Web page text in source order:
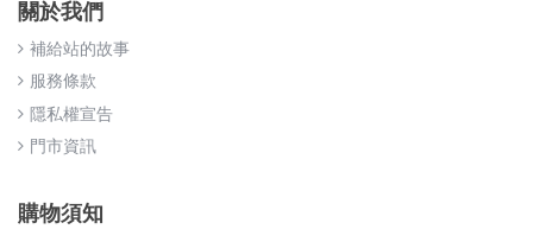
關於我們
補給站的故事
服務條款
隱私權宣告
門市資訊
購物須知